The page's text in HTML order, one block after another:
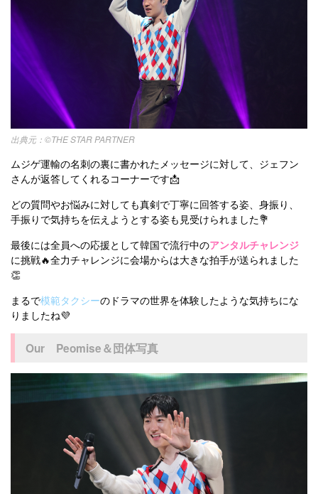
©THE STAR PARTNER
ムジゲ運輸の名刺の裏に書かれたメッセージに対して、ジェフン
さんが返答してくれるコーナーです📩
どの質問やお悩みに対しても真剣で丁寧に回答する姿、身振り、
手振りで気持ちを伝えようとする姿も見受けられました💐
最後には全員への応援として韓国で流行中のアンタルチャレンジ
に挑戦🔥全力チャレンジに会場からは大きな拍手が送られました
👏
まるで模範タクシーのドラマの世界を体験したような気持ちにな
りましたね💜
Our Peomise＆団体写真